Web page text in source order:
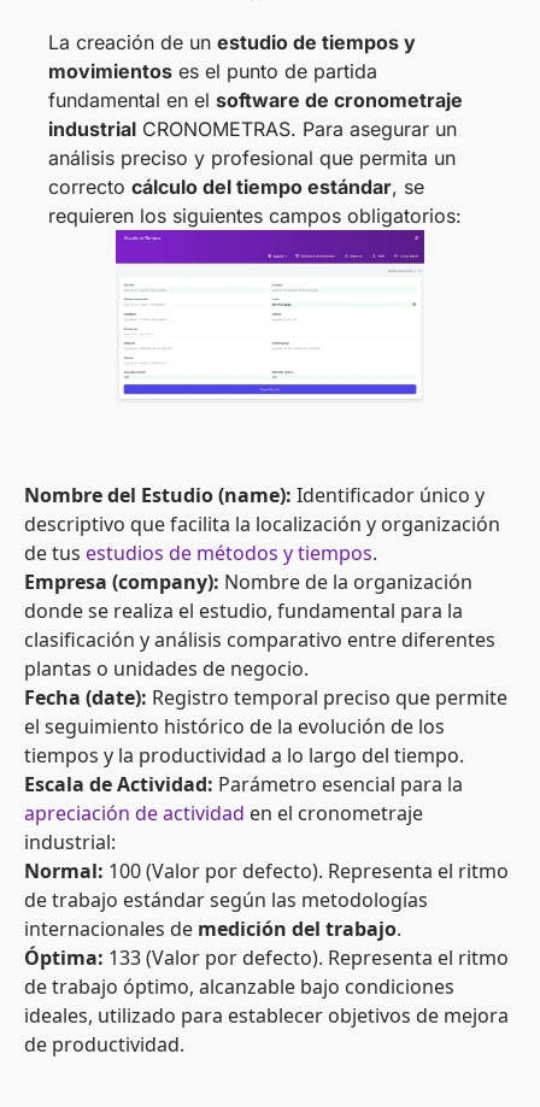
La creación de un estudio de tiempos y
movimientos es el punto de partida
fundamental en el software de cronometraje
industrial CRONOMETRAS. Para asegurar un
análisis preciso y profesional que permita un
correcto cálculo del tiempo estándar, se
requieren los siguientes campos obligatorios:
Nombre del Estudio (name): Identificador único y
descriptivo que facilita la localización y organización
de tus estudios de métodos y tiempos.
Empresa (company): Nombre de la organización
donde se realiza el estudio, fundamental para la
clasificación y análisis comparativo entre diferentes
plantas o unidades de negocio.
Fecha (date): Registro temporal preciso que permite
el seguimiento histórico de la evolución de los
tiempos y la productividad a lo largo del tiempo.
Escala de Actividad: Parámetro esencial para la
apreciación de actividad en el cronometraje
industrial:
Normal: 100 (Valor por defecto). Representa el ritmo
de trabajo estándar según las metodologías
internacionales de medición del trabajo.
Óptima: 133 (Valor por defecto). Representa el ritmo
de trabajo óptimo, alcanzable bajo condiciones
ideales, utilizado para establecer objetivos de mejora
de productividad.